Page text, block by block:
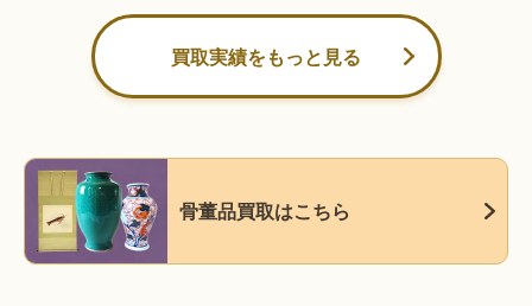
買取実績をもっと見る
骨董品買取はこちら